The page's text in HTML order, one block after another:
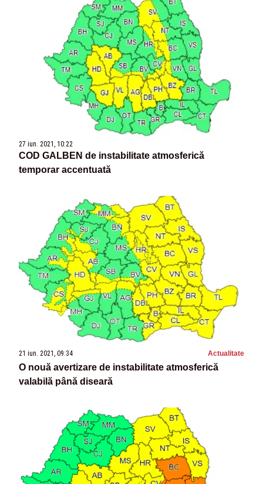
27 iun. 2021, 10:22
COD GALBEN de instabilitate atmosferică
temporar accentuată
21 iun. 2021, 09:34 Actualitate
O nouă avertizare de instabilitate atmosferică
valabilă până diseară